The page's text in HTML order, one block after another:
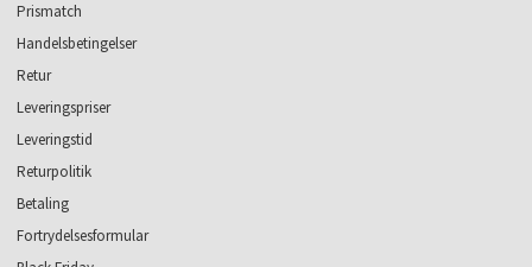
Prismatch
Handelsbetingelser
Retur
Leveringspriser
Leveringstid
Returpolitik
Betaling
Fortrydelsesformular